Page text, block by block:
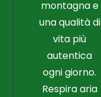
montagna e
una qualità di
vita più
autentica
ogni giorno.
Respira aria